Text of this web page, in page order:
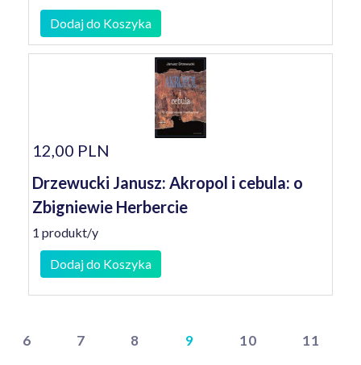
Dodaj do Koszyka
12,00 PLN
Drzewucki Janusz: Akropol i cebula: o
Zbigniewie Herbercie
1 produkt/y
Dodaj do Koszyka
6 7 8 9 10 11